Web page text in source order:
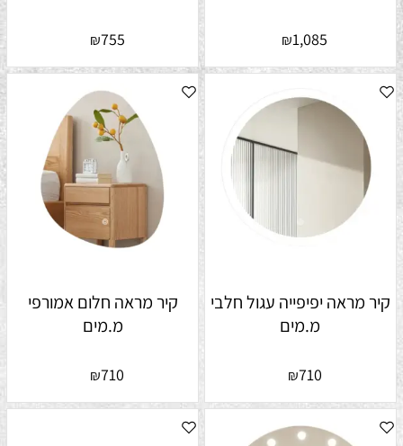
₪1,085
₪755
קיר מראה יפיפייה עגול חלבי
מ.מים
₪710
קיר מראה חלום אמורפי
מ.מים
₪710